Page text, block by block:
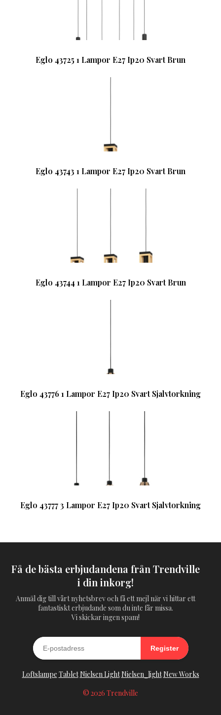
Eglo 43725 1 Lampor E27 Ip20 Svart Brun
Eglo 43743 1 Lampor E27 Ip20 Svart Brun
Eglo 43744 1 Lampor E27 Ip20 Svart Brun
Eglo 43776 1 Lampor E27 Ip20 Svart Sjalvtorkning
Eglo 43777 3 Lampor E27 Ip20 Svart Sjalvtorkning
Få de bästa erbjudandena från Trendville
i din inkorg!
Anmäl dig till vårt nyhetsbrev och få ett mejl när vi hittar ett
fantastiskt erbjudande som du inte får missa.
Vi skickar ingen spam!
Register
Loftslampe TabletNielsen LightNielsen_lightNew Works
© 2026 Trendville